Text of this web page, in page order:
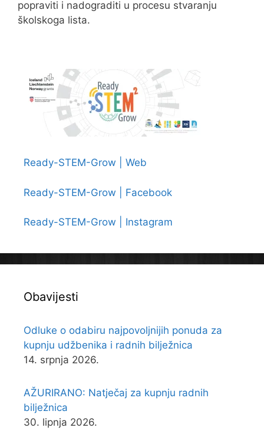
popraviti i nadograditi u procesu stvaranju
školskoga lista.
Ready-STEM-Grow | Web
Ready-STEM-Grow | Facebook
Ready-STEM-Grow | Instagram
Obavijesti
Odluke o odabiru najpovoljnijih ponuda za
kupnju udžbenika i radnih bilježnica
14. srpnja 2026.
AŽURIRANO: Natječaj za kupnju radnih
bilježnica
30. lipnja 2026.